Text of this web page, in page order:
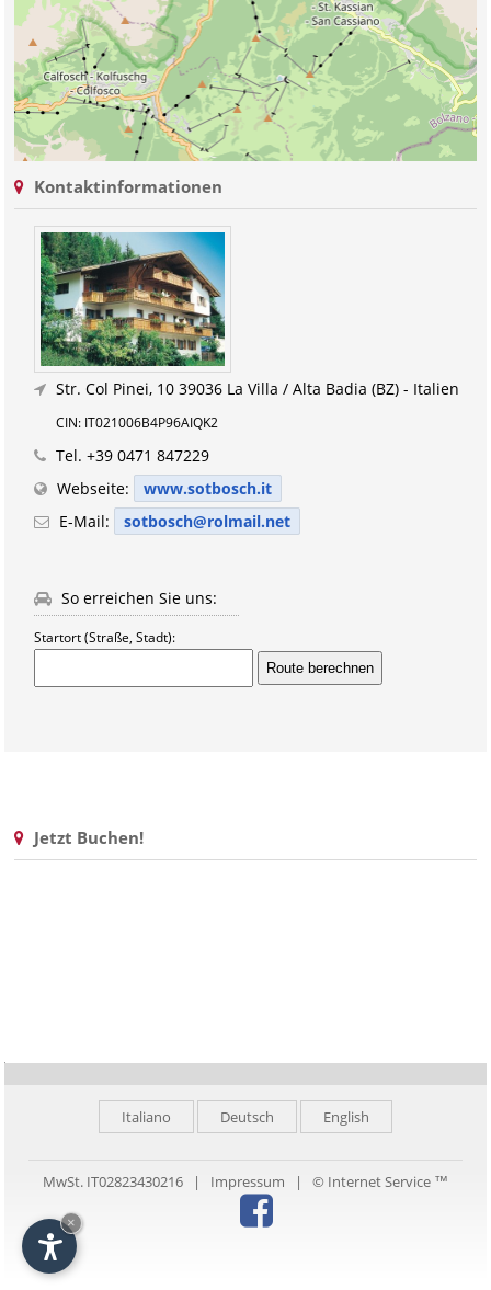
Kontaktinformationen
Str. Col Pinei, 1039036 La Villa / Alta Badia (BZ) - Italien
CIN: IT021006B4P96AIQK2
Tel.+39 0471 847229
Webseite:
www.sotbosch.it
E-Mail:
sotbosch@rolmail.net
So erreichen Sie uns:
Startort (Straße, Stadt):
Jetzt Buchen!
Italiano Deutsch English
MwSt. IT02823430216 | Impressum | © Internet Service ™
×